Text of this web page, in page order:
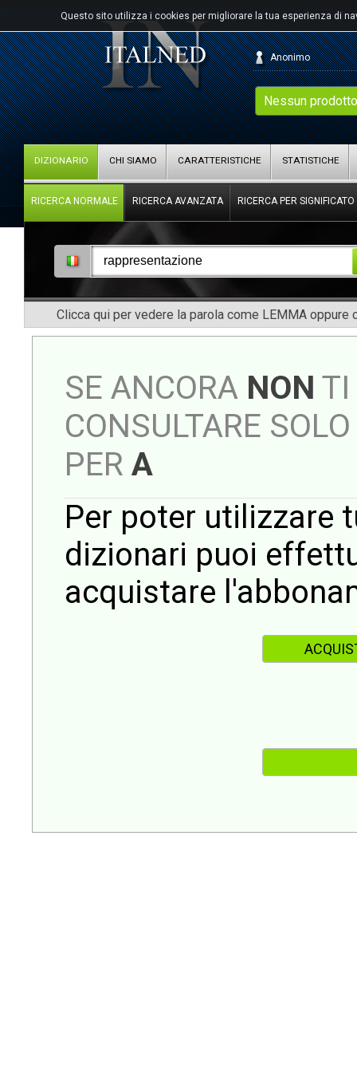
Questo sito utilizza i cookies per migliorare la tua esperienza di
Nessun
Anonimo
DIZIONARIO CHI SIAMO CARATTERISTICHE STATISTICHE
RICERCA NORMALE RICERCA AVANZATA RICERCA PER SIGNIFICATO
Clicca qui per vedere la parola come LEMMA oppure
SE ANCORA NON TI
CONSULTARE
PER A
Per poter utilizzare
dizionari puoi
acquistare